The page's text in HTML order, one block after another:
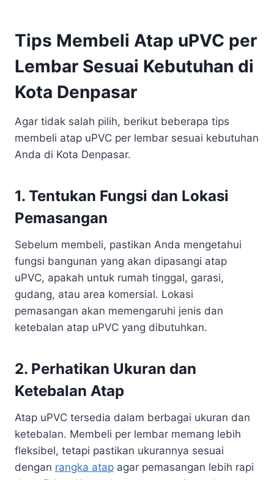
Tips Membeli Atap uPVC per
Lembar Sesuai Kebutuhan di
Kota Denpasar
Agar tidak salah pilih, berikut beberapa tips
membeli atap uPVC per lembar sesuai kebutuhan
Anda di Kota Denpasar.
1. Tentukan Fungsi dan Lokasi
Pemasangan
Sebelum membeli, pastikan Anda mengetahui
fungsi bangunan yang akan dipasangi atap
uPVC, apakah untuk rumah tinggal, garasi,
gudang, atau area komersial. Lokasi
pemasangan akan memengaruhi jenis dan
ketebalan atap uPVC yang dibutuhkan.
2. Perhatikan Ukuran dan
Ketebalan Atap
Atap uPVC tersedia dalam berbagai ukuran dan
ketebalan. Membeli per lembar memang lebih
fleksibel, tetapi pastikan ukurannya sesuai
dengan rangka atap agar pemasangan lebih rapi